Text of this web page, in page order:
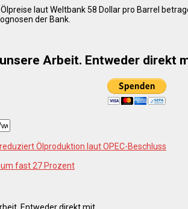
laut Weltbank 58 Dollar pro Barrel
der Bank.
Arbeit. Entweder direkt
Ölproduktion laut OPEC-Beschluss
fast 27 Prozent